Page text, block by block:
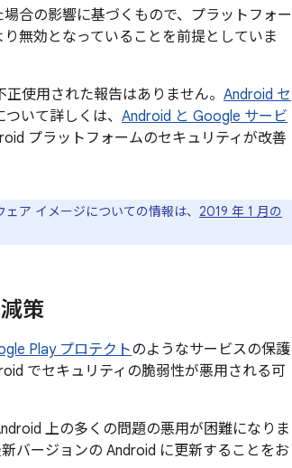
合の影響に基づくもので、プラットフォー
無効となっていることを前提としていま
使用された報告はありません。 Android セ
いて詳しくは、 Android と Google サービ
プラットフォームのセキュリティが改善
ア イメージについての情報は、 2019 年 1 月の
策
Play プロテクトのようなサービスの保護
でセキュリティの脆弱性が悪用される可
上の多くの問題の悪用が困難になりま
バージョンの Android に更新することをお